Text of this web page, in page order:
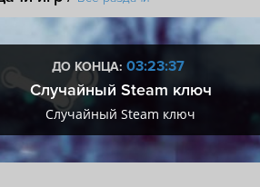
ДО КОНЦА: 03:23:36
Случайный Steam ключ
Случайный Steam ключ